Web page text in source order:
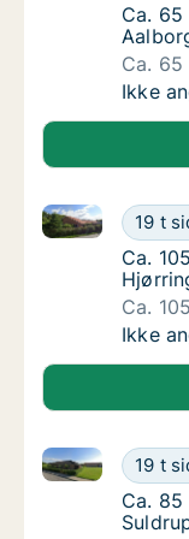
Ca.
Ca.
Ca. 65
Ca.
Ikke
Ca.
19 t
Ca. 105 m2
Ca.
Ca.
Ca.
Ca.
Ikke
Ca. 85
19 t
Ca. 85 m2
Ca.
Ca.